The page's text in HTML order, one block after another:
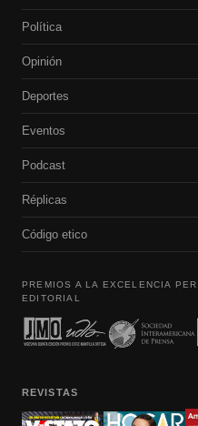
Política
Opinión
Deportes
Eventos
Podcast
Réplicas
Código etico
PREMIOS A LA EXCELENCIA
EDITORIAL
REVISTAS